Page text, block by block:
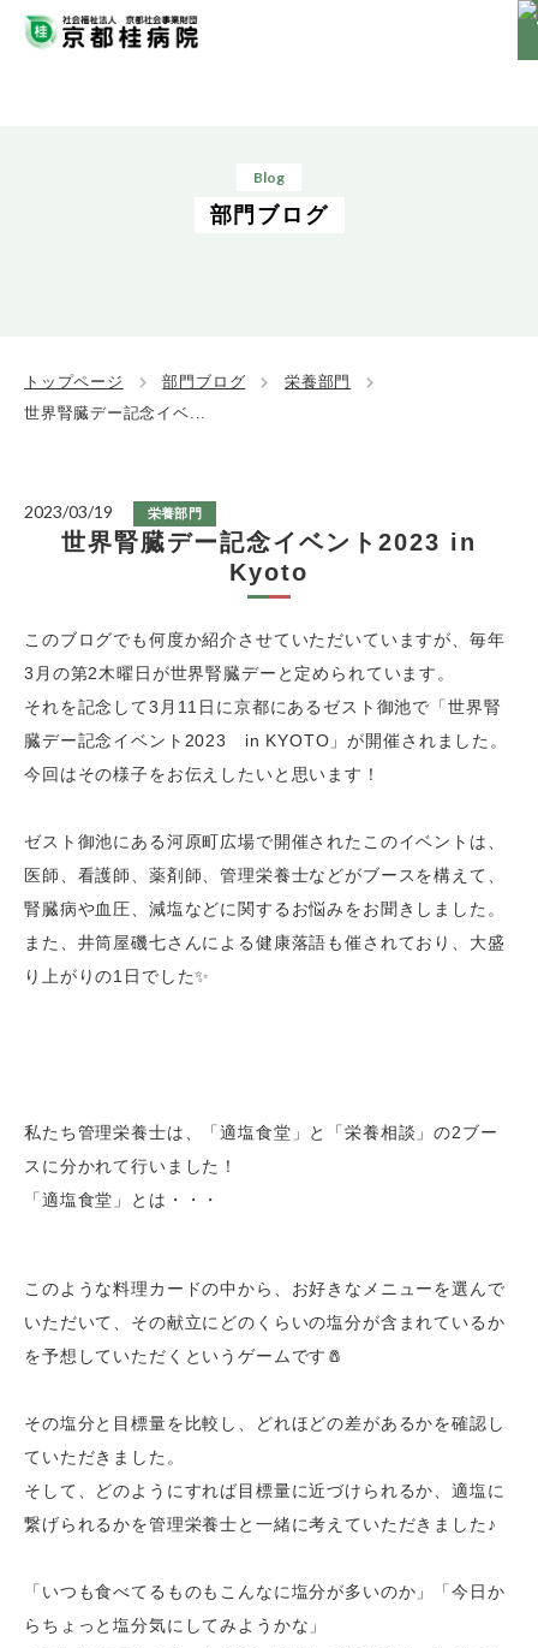
Blog
部門ブログ
トップページ 部門ブログ
栄養部門
世界腎臓デー記念イベ...
2023/03/19 栄養部門
世界腎臓デー記念イベント2023 in
Kyoto
このブログでも何度か紹介させていただいていますが、 毎年
3月の第2木曜日が世界腎臓デーと定められています。
それを記念して3月11日に京都にあるゼスト御池で「世界腎
臓デー記念イベント2023 in KYOTO」が開催されました。
今回はその様子をお伝えしたいと思います！
ゼスト御池にある河原町広場で開催されたこのイベントは、
医師、看護師、薬剤師、管理栄養士などがブースを構えて、
腎臓病や血圧、減塩などに関するお悩みをお聞きしました。
また、井筒屋磯七さんによる健康落語も催されており、大盛
り上がりの1日でした✨
私たち管理栄養士は、「適塩食堂」と「栄養相談」の2ブー
スに分かれて行いました！
「適塩食堂」とは・・・
このような料理カードの中から、お好きなメニューを選んで
いただいて、その献立にどのくらいの塩分が含まれているか
を予想していただくというゲームです🧂
その塩分と目標量を比較し、どれほどの差があるかを確認し
ていただきました。
そして、どのようにすれば目標量に近づけられるか、適塩に
繋げられるかを管理栄養士と一緒に考えていただきました♪
「いつも食べてるものもこんなに塩分が多いのか」「今日か
らちょっと塩分気にしてみようかな」